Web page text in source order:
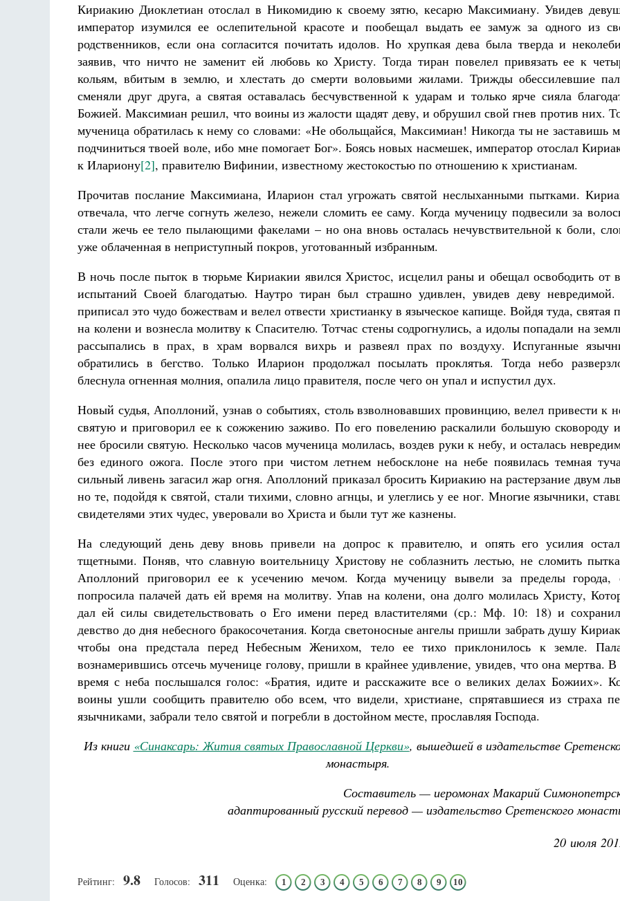
Кириакию Диоклетиан отослал в Никомидию к своему зятю, кесарю Максимиану. Увидев
император изумился ее ослепительной красоте и пообещал выдать ее замуж за одного из
родственников, если она согласится почитать идолов. Но хрупкая дева была тверда и
заявив, что ничто не заменит ей любовь ко Христу. Тогда тиран повелел привязать ее к
кольям, вбитым в землю, и хлестать до смерти воловьими жилами. Трижды обессилевшие
сменяли друг друга, а святая оставалась бесчувственной к ударам и только ярче сияла
Божией. Максимиан решил, что воины из жалости щадят деву, и обрушил свой гнев против них.
мученица обратилась к нему со словами: «Не обольщайся, Максимиан! Никогда ты не заставишь
подчиниться твоей воле, ибо мне помогает Бог». Боясь новых насмешек, император отослал
к Илариону[2], правителю Вифинии, известному жестокостью по отношению к христианам.
Прочитав послание Максимиана, Иларион стал угрожать святой неслыханными пытками.
отвечала, что легче согнуть железо, нежели сломить ее саму. Когда мученицу подвесили за
стали жечь ее тело пылающими факелами – но она вновь осталась нечувствительной к боли,
уже облаченная в неприступный покров, уготованный избранным.
В ночь после пыток в тюрьме Кириакии явился Христос, исцелил раны и обещал освободить от
испытаний Своей благодатью. Наутро тиран был страшно удивлен, увидев деву
приписал это чудо божествам и велел отвести христианку в языческое капище. Войдя туда, святая
на колени и вознесла молитву к Спасителю. Тотчас стены содрогнулись, а идолы попадали на
рассыпались в прах, в храм ворвался вихрь и развеял прах по воздуху. Испуганные
обратились в бегство. Только Иларион продолжал посылать проклятья. Тогда небо
блеснула огненная молния, опалила лицо правителя, после чего он упал и испустил дух.
Новый судья, Аполлоний, узнав о событиях, столь взволновавших провинцию, велел привести к
святую и приговорил ее к сожжению заживо. По его повелению раскалили большую сковороду
нее бросили святую. Несколько часов мученица молилась, воздев руки к небу, и осталась
без единого ожога. После этого при чистом летнем небосклоне на небе появилась темная
сильный ливень загасил жар огня. Аполлоний приказал бросить Кириакию на растерзание двум
но те, подойдя к святой, стали тихими, словно агнцы, и улеглись у ее ног. Многие язычники,
свидетелями этих чудес, уверовали во Христа и были тут же казнены.
На следующий день деву вновь привели на допрос к правителю, и опять его усилия
тщетными. Поняв, что славную воительницу Христову не соблазнить лестью, не сломить
Аполлоний приговорил ее к усечению мечом. Когда мученицу вывели за пределы города,
попросила палачей дать ей время на молитву. Упав на колени, она долго молилась Христу,
дал ей силы свидетельствовать о Его имени перед властителями (ср.: Мф. 10: 18) и
девство до дня небесного бракосочетания. Когда светоносные ангелы пришли забрать душу
чтобы она предстала перед Небесным Женихом, тело ее тихо приклонилось к земле.
вознамерившись отсечь мученице голову, пришли в крайнее удивление, увидев, что она мертва. В
время с неба послышался голос: «Братия, идите и расскажите все о великих делах Божиих».
воины ушли сообщить правителю обо всем, что видели, христиане, спрятавшиеся из страха
язычниками, забрали тело святой и погребли в достойном месте, прославляя Господа.
Из книги «Синаксарь: Жития святых Православной Церкви», вышедшей в издательстве
монастыря.
Составитель — иеромонах Макарий
адаптированный русский перевод — издательство Сретенского
20 июля
Рейтинг: 9.8 Голосов: 311 Оценка: 1 2 3 4 5 6 7 8 9 10